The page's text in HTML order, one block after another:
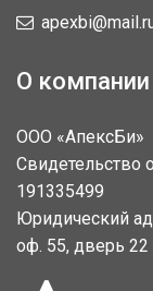
О компании
ООО «АпексБи»
Свидетельство
191335499
Юридический
оф. 55, дверь 22